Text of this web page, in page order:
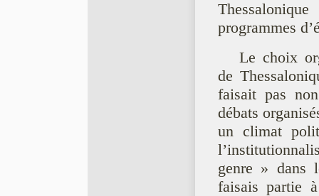
programmes
Le choix
de
faisait pas
débats
un climat
genre » dans
faisais partie